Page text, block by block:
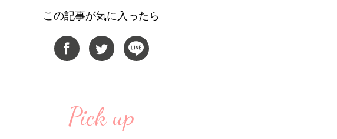
この記事が気に入ったら
Pick up